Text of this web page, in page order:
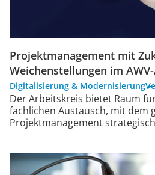
Projektmanagement mit
Weichenstellungen im
Digitalisierung & Modernisierung
Der Arbeitskreis bietet Raum
fachlichen Austausch, mit dem
Projektmanagement